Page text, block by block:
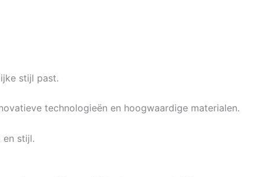
stijl past.
technologieën en hoogwaardige materialen.
stijl.